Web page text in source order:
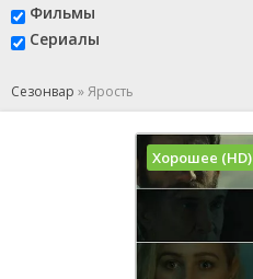
Фильмы
Сериалы
Сезонвар »Ярость
Хорошее (HD)